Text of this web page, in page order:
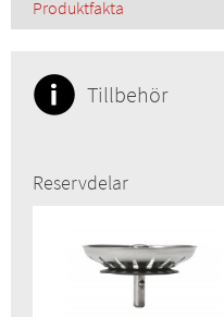
Produktfakta
Tillbehör
Reservdelar